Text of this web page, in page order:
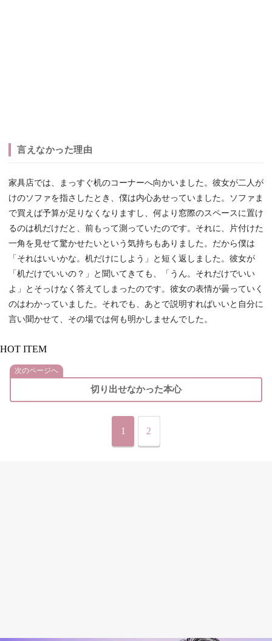
言えなかった理由
家具店では、まっすぐ机のコーナーへ向かいました。彼女が二人が
けのソファを指さしたとき、僕は内心あせっていました。ソファま
で買えば予算が足りなくなりますし、何より窓際のスペースに置け
るのは机だけだと、前もって測っていたのです。それに、片付けた
一角を見せて驚かせたいという気持ちもありました。だから僕は
「それはいいかな。机だけにしよう」と短く返しました。彼女が
「机だけでいいの？」と聞いてきても、「うん。それだけでいい
よ」とそっけなく答えてしまったのです。彼女の表情が曇っていく
のはわかっていました。それでも、あとで説明すればいいと自分に
言い聞かせて、その場では何も明かしませんでした。
HOT ITEM
次のページへ
切り出せなかった本心
1 2